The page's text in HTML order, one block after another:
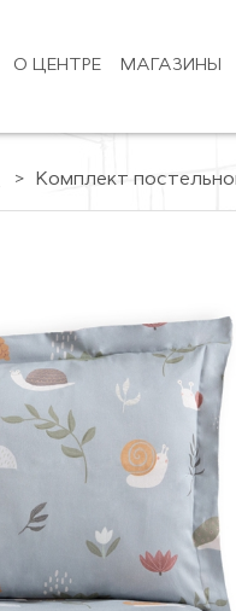
О ЦЕНТРЕ МАГАЗИНЫ
Комплект